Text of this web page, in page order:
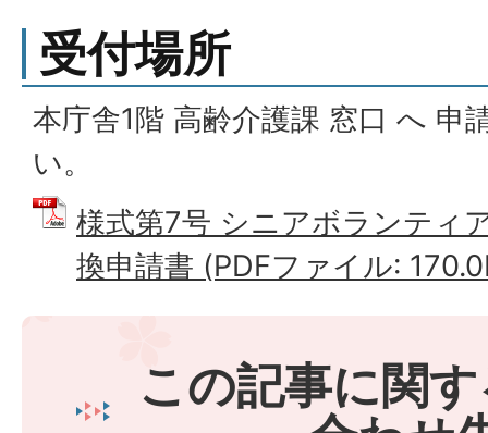
受付場所
本庁舎1階 高齢介護課 窓口 へ 申
い。
様式第7号 シニアボランティ
換申請書 (PDFファイル:
この記事に関